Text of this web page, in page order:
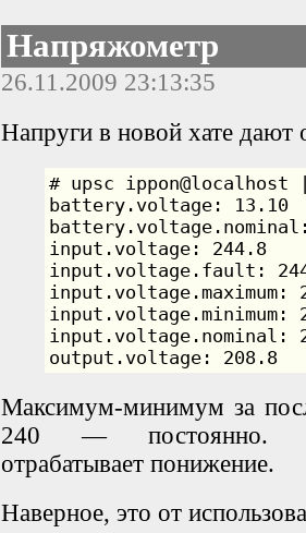
Напряжометр
26.11.2009 23:13:35
Напруги в новой хате дают
# upsc
battery.voltage: 13.10
input.voltage: 244.8
input.voltage.fault:
input.voltage.maximum:
input.voltage.minimum:
input.voltage.nominal:
output.voltage: 208.8
Максимум-минимум за
240 — постоянно.
отрабатывает понижение.
Наверное, это от